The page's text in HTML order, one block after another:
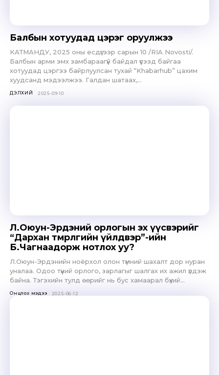
Балбын хотуудад цэрэг оруулжээ
КАТМАНДУ, 2025 оны есдүгээр сарын 10 /RIA Novosti/.
Балбын арми эмх замбараагүй байдал үүсээд байгаа
хотуудад цэргээ байрлуулсан тухай “Khabarhub” цахим
хуудсанд мэдээлжээ. Галдан шатаах,...
ДЭЛХИЙ 2025-09-10
Л.Оюун-Эрдэний орлогын эх үүсвэрийг
“Дархан төмөрлөгийн үйлдвэр”-ийн
Б.Чагнаадорж нотлох уу?
Л.Оюун-Эрдэнийн ноёрхол олон түмний шахалт дор нуран
уналаа. Одоо түүний орлого, зарлагыг шалгах их ажил үлдэж
байна. Тэгэхийн тулд өөрийг нь бус хамаарал бүхий...
Онцлох мэдээ 2025-06-12